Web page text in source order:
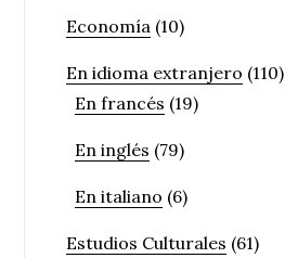
Economía (10)
En idioma extranjero (110)
En francés (19)
En inglés (79)
En italiano (6)
Estudios Culturales (61)